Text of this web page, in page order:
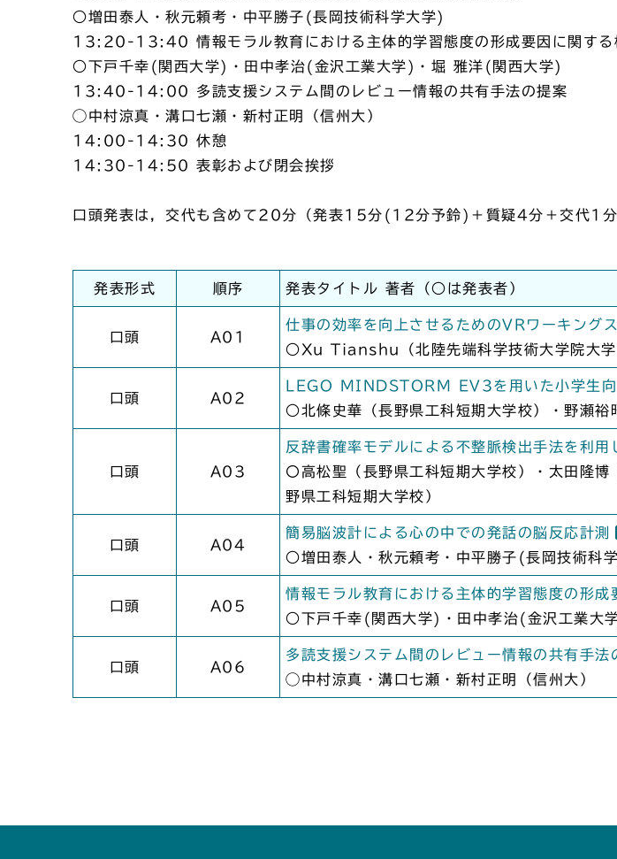
○増田泰人・秋元頼考・中平勝子(長岡技術科学大学)
13:20-13:40 情報モラル教育における主体的学習態度の形成要因に関する
○下戸千幸(関西大学)・田中孝治(金沢工業大学)・堀 雅洋(関西大学)
13:40-14:00 多読支援システム間のレビュー情報の共有手法の提案
◯中村涼真・溝口七瀬・新村正明（信州大）
14:00-14:30 休憩
14:30-14:50 表彰および閉会挨拶
口頭発表は，交代も含めて20分（発表15分(12分予鈴)＋質疑4分＋交代1分
発表形式 順序 発表タイトル 著者（○は発表者）
口頭 A01
仕事の効率を向上させるためのVRワーキング
○Xu Tianshu（北陸先端科学技術大学院大学
口頭 A02
LEGO MINDSTORM EV3を用いた小学生向
○北條史華（長野県工科短期大学校）・野瀬裕
口頭 A03
反辞書確率モデルによる不整脈検出手法を利
〇高松聖（長野県工科短期大学校）・太田隆
野県工科短期大学校）
口頭 A04
簡易脳波計による心の中での発話の脳反応計測
○増田泰人・秋元頼考・中平勝子(長岡技術科
口頭 A05
情報モラル教育における主体的学習態度の形成
○下戸千幸(関西大学)・田中孝治(金沢工業大
口頭 A06
多読支援システム間のレビュー情報の共有手法
◯中村涼真・溝口七瀬・新村正明（信州大）